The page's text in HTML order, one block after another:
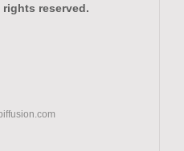
rights reserved.